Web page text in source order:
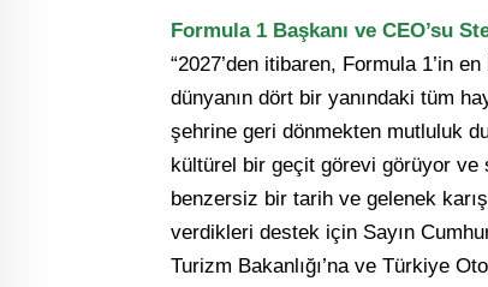
Formula 1 Başkanı ve CEO’su
“2027’den itibaren, Formula 1’in
dünyanın dört bir yanındaki tüm
şehrine geri dönmekten mutluluk
kültürel bir geçit görevi görüyor
benzersiz bir tarih ve gelenek
verdikleri destek için Sayın
Turizm Bakanlığı’na ve Türkiye